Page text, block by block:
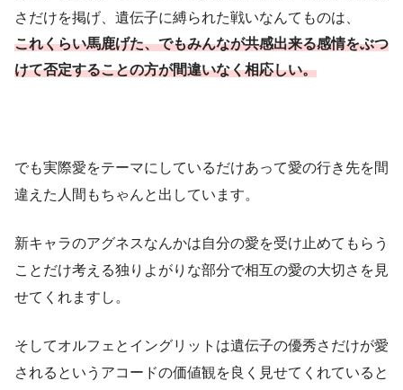
さだけを掲げ、遺伝子に縛られた戦いなんてものは、
これくらい馬鹿げた、でもみんなが共感出来る感情をぶつ
けて否定することの方が間違いなく相応しい。
でも実際愛をテーマにしているだけあって愛の行き先を間
違えた人間もちゃんと出しています。
新キャラのアグネスなんかは自分の愛を受け止めてもらう
ことだけ考える独りよがりな部分で相互の愛の大切さを見
せてくれますし。
そしてオルフェとイングリットは遺伝子の優秀さだけが愛
されるというアコードの価値観を良く見せてくれていると